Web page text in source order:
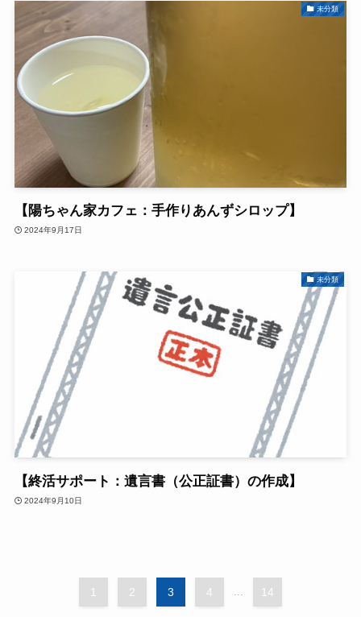
未分類
【陽ちゃん家カフェ：手作りあんずシロップ】
2024年9月17日
未分類
【終活サポート：遺言書（公正証書）の作成】
2024年9月10日
1 2 3 4 ... 14